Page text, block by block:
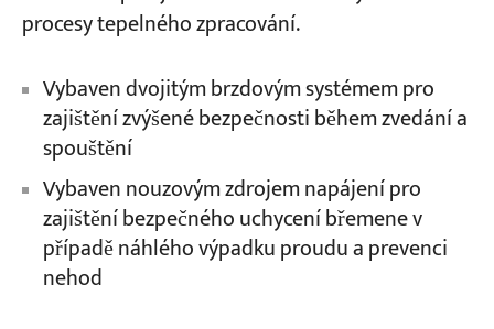
procesy tepelného zpracování.
Vybaven dvojitým brzdovým systémem pro
zajištění zvýšené bezpečnosti během zvedání a
spouštění
Vybaven nouzovým zdrojem napájení pro
zajištění bezpečného uchycení břemene v
případě náhlého výpadku proudu a prevenci
nehod